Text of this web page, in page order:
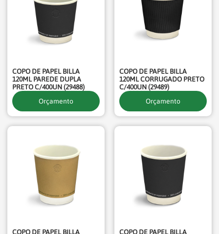
COPO DE PAPEL BILLA
120ML PAREDE DUPLA
PRETO C/400UN (29488)
Orçamento
COPO DE PAPEL BILLA
120ML CORRUGADO PRETO
C/400UN (29489)
Orçamento
COPO DE PAPEL BILLA
COPO DE PAPEL BILLA